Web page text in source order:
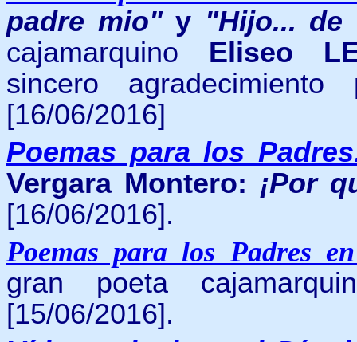
padre mio"y "Hijo...
cajamarquino
Eliseo
sincero agradecimiento
[16/06/2016]
Poemas para los
Vergara Montero: ¡Por
[16/06/2016].
Poemas para los Padres
gran poeta
[15/06/2016].